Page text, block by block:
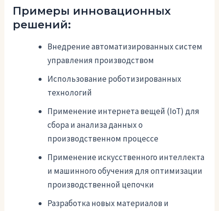
Примеры инновационных
решений:
Внедрение автоматизированных систем
управления производством
Использование роботизированных
технологий
Применение интернета вещей (IoT) для
сбора и анализа данных о
производственном процессе
Применение искусственного интеллекта
и машинного обучения для оптимизации
производственной цепочки
Разработка новых материалов и